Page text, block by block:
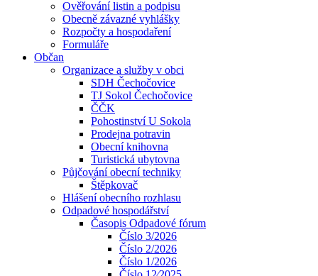
Ověřování listin a podpisu
Obecně závazné vyhlášky
Rozpočty a hospodaření
Formuláře
Občan
Organizace a služby v obci
SDH Čechočovice
TJ Sokol Čechočovice
ČČK
Pohostinství U Sokola
Prodejna potravin
Obecní knihovna
Turistická ubytovna
Půjčování obecní techniky
Štěpkovač
Hlášení obecního rozhlasu
Odpadové hospodářství
Časopis Odpadové fórum
Číslo 3/2026
Číslo 2/2026
Číslo 1/2026